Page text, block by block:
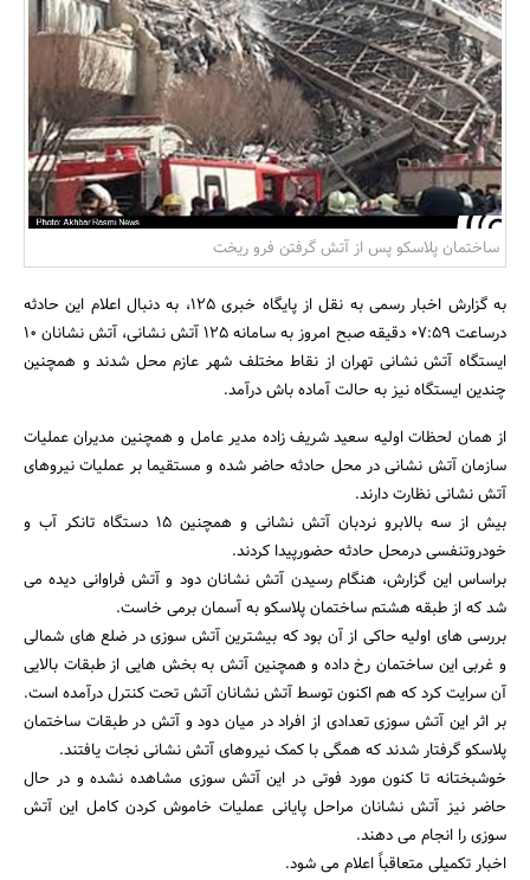
بانک، بیمه و سرمایه
مسکن و ساختمان
ساختمان پلاسکو پس از آتش گرفتن فرو ریخت
به گزارش اخبار رسمی به نقل از پایگاه خبری 125، به دنبال اعلام این حادثه
درساعت 07:59 دقیقه صبح امروز به سامانه 125 آتش نشانی، آتش نشانان 10
ایستگاه آتش نشانی تهران از نقاط مختلف شهر عازم محل شدند و همچنین
چندین ایستگاه نیز به حالت آماده باش درآمد.
از همان لحظات اولیه سعید شریف زاده مدیر عامل و همچنین مدیران عملیات
سازمان آتش نشانی در محل حادثه حاضر شده و مستقیما بر عملیات نیروهای
آتش نشانی نظارت دارند.
بیش از سه بالابرو نردبان آتش نشانی و همچنین 15 دستگاه تانکر آب و
خودروتنفسی درمحل حادثه حضورپیدا کردند.
براساس این گزارش، هنگام رسیدن آتش نشانان دود و آتش فراوانی دیده می
شد که از طبقه هشتم ساختمان پلاسکو به آسمان برمی خاست.
بررسی های اولیه حاکی از آن بود که بیشترین آتش سوزی در ضلع های شمالی
و غربی این ساختمان رخ داده و همچنین آتش به بخش هایی از طبقات بالایی
آن سرایت کرد که هم اکنون توسط آتش نشانان آتش تحت کنترل درآمده است.
بر اثر این آتش سوزی تعدادی از افراد در میان دود و آتش در طبقات ساختمان
پلاسکو گرفتار شدند که همگی با کمک نیروهای آتش نشانی نجات یافتند.
خوشبختانه تا کنون مورد فوتی در این آتش سوزی مشاهده نشده و در حال
حاضر نیز آتش نشانان مراحل پایانی عملیات خاموش کردن کامل این آتش
سوزی را انجام می دهند.
اخبار تکمیلی متعاقباً اعلام می شود.